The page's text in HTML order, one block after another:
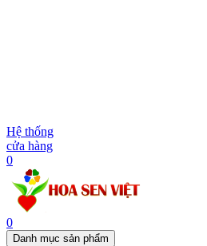
Hệ thống
cửa hàng
0
0
Danh mục sản phẩm